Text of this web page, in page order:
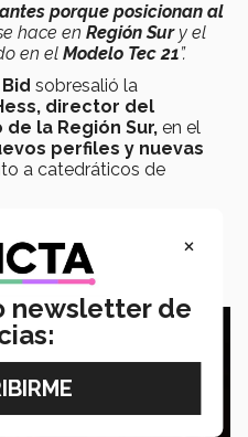
porque posicionan al
hace en Región Sury el
en el Modelo Tec 21”.
Bid sobresalió la
director del
la Región Sur, en el
perfiles y nuevas
a catedráticos de
innovación a través del
involucra gente
para generar un
por los presentes”.
×
newsletter de